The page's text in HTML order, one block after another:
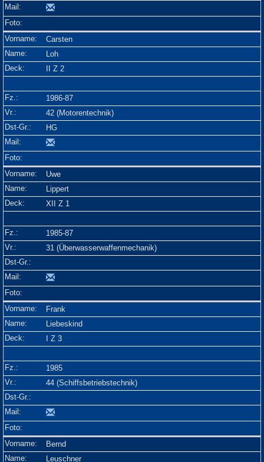
Carsten
Loh
II Z 2
1986-87
42 (Motorentechnik)
HG
Uwe
Lippert
XII Z 1
1985-87
31 (Überwasserwaffenmechanik)
Frank
Liebeskind
I Z 3
1985
44 (Schiffsbetriebstechnik)
Bernd
Leuschner